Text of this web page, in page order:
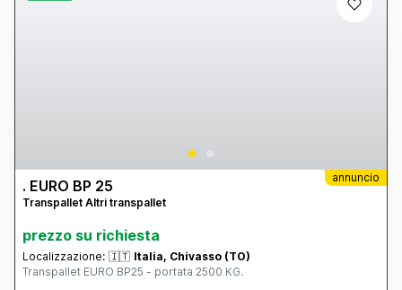
annuncio
. EURO BP 25
Transpallet Altri transpallet
prezzo su richiesta
Localizzazione: 🇮🇹 Italia, Chivasso (TO)
Transpallet EURO BP25 - portata 2500 KG.